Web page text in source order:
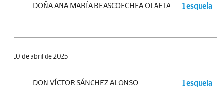
DOÑA ANA MARÍA BEASCOECHEA OLAETA 1 esquela
10 de abril de 2025
DON VÍCTOR SÁNCHEZ ALONSO 1 esquela